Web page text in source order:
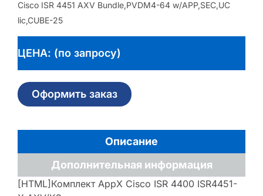
Cisco ISR 4451 AXV Bundle,PVDM4-64 w/APP,SEC,UC
lic,CUBE-25
ЦЕНА: (по запросу)
Оформить заказ
Описание
Дополнительная информация
[HTML]Комплект AppX Cisco ISR 4400 ISR4451-